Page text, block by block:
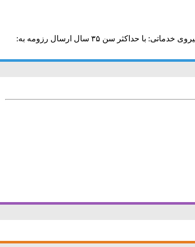
یک شرکت معتبر در حوزه داروسازی در تهران شهرک غرب استخدام می نماید: منشی: با حداکثر سن ۳۵ سال/ روابط عمومی بالا/ مسلط به آفیس نیروی خدماتی: با حداکثر سن ۳۵ سال ارسال رزومه به: